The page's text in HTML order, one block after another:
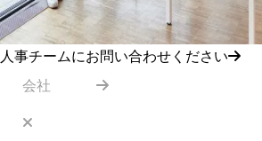
人事チームにお問い合わせください
会社